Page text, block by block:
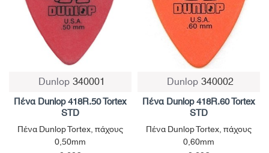
Dunlop340001
Πένα Dunlop 418R.50 Tortex
STD
Πένα Dunlop Tortex, πάχους
0,50mm
Dunlop340002
Πένα Dunlop 418R.60 Tortex
STD
Πένα Dunlop Tortex, πάχους
0,60mm